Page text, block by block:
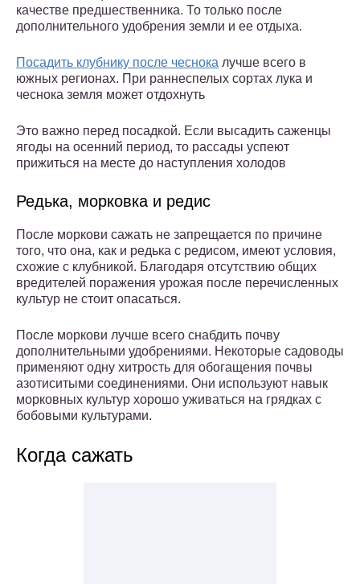
качестве предшественника. То только после
дополнительного удобрения земли и ее отдыха.
Посадить клубнику после чеснока лучше всего в
южных регионах. При раннеспелых сортах лука и
чеснока земля может отдохнуть
Это важно перед посадкой. Если высадить саженцы
ягоды на осенний период, то рассады успеют
прижиться на месте до наступления холодов
Редька, морковка и редис
После моркови сажать не запрещается по причине
того, что она, как и редька с редисом, имеют условия,
схожие с клубникой. Благодаря отсутствию общих
вредителей поражения урожая после перечисленных
культур не стоит опасаться.
После моркови лучше всего снабдить почву
дополнительными удобрениями. Некоторые садоводы
применяют одну хитрость для обогащения почвы
азотиситыми соединениями. Они используют навык
морковных культур хорошо уживаться на грядках с
бобовыми культурами.
Когда сажать